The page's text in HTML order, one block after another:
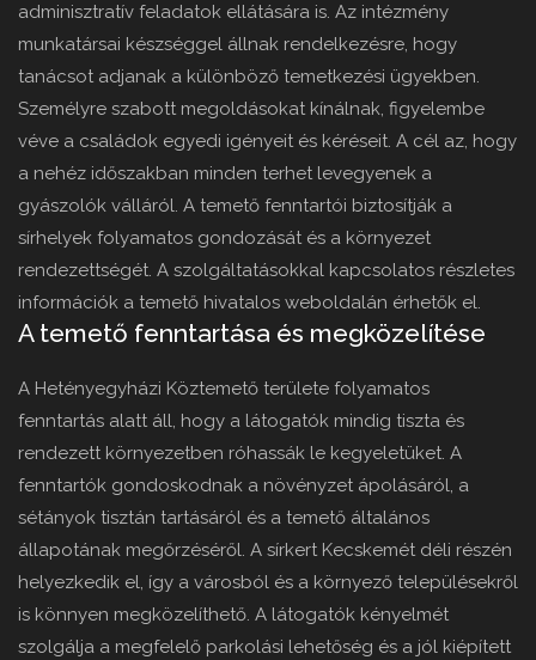
adminisztratív feladatok ellátására is. Az intézmény
munkatársai készséggel állnak rendelkezésre, hogy
tanácsot adjanak a különböző temetkezési ügyekben.
Személyre szabott megoldásokat kínálnak, figyelembe
véve a családok egyedi igényeit és kéréseit. A cél az, hogy
a nehéz időszakban minden terhet levegyenek a
gyászolók válláról. A temető fenntartói biztosítják a
sírhelyek folyamatos gondozását és a környezet
rendezettségét. A szolgáltatásokkal kapcsolatos részletes
információk a temető hivatalos weboldalán érhetők el.
A temető fenntartása és megközelítése
A Hetényegyházi Köztemető területe folyamatos
fenntartás alatt áll, hogy a látogatók mindig tiszta és
rendezett környezetben róhassák le kegyeletüket. A
fenntartók gondoskodnak a növényzet ápolásáról, a
sétányok tisztán tartásáról és a temető általános
állapotának megőrzéséről. A sírkert Kecskemét déli részén
helyezkedik el, így a városból és a környező településekről
is könnyen megközelíthető. A látogatók kényelmét
szolgálja a megfelelő parkolási lehetőség és a jól kiépített